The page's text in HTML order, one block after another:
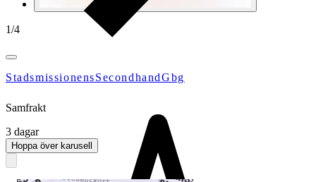
1/4
StadsmissionensSecondhandGbg
Samfrakt
3 dagar
Hoppa över karusell